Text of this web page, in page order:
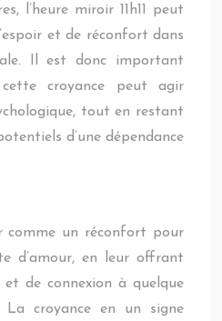
l’heure miroir 11h11 peut
et de réconfort dans
Il est donc important
cette croyance peut agir
tout en restant
d’une dépendance
comme un réconfort pour
d’amour, en leur offrant
et de connexion à quelque
La croyance en un signe